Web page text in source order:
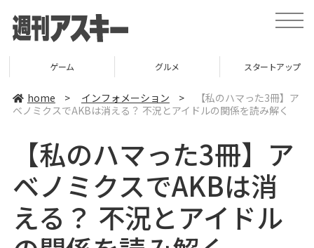
t
o
e
v
t
i
ゲーム グルメ スタートアップ
home > インフォメーション >
【私のハマった3冊】ア
ベノミクスでAKBは消える？ 不況とアイドルの関係を読み解く
【私のハマった3冊】ア
ベノミクスでAKBは消
える？ 不況とアイドル